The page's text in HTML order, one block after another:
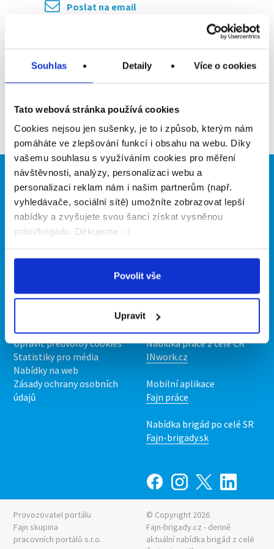
Souhlas Detaily Více o cookies
Tato webová stránka používá cookies
Cookies nejsou jen sušenky, je to i způsob, kterým nám
pomáháte ve zlepšování funkcí i obsahu na webu. Díky
vašemu souhlasu s využíváním cookies pro měření
návštěvnosti, analýzy, personalizaci webu a
personalizaci reklam nám i našim partnerům (např.
vyhledávače, sociální sítě) umožníte zobrazovat lepší
nabídky a zvyšujete svou šanci získat vysněnou
práci/brigádu. Děkujeme :-)
Povolit vše
Upravit
Poslat na email
Přidat do oblíbených
Zpět
Brigádníci
Články
Hledané brigády
Firmy
Vložit inzerát
Ceník
Kontakt
Podmínky
Upravit předvolby cookies
Statistiky pro média
Nabídky na web
Zásady ochrany osobních
údajů
Naše další projekty
Mobilní aplikace
Fajn brigády
Nabídka práce z celé ČR
INwork.cz
Mobilní aplikace
Fajn práce
Nabídka brigád po celé SR
Fajn-brigady.sk
Provozovatel portálu
Fajn skupina
pracovních portálů s.r.o.
© Copyright 2026
Fajn-brigady.cz - denně
aktuální nabídka brigád z celé